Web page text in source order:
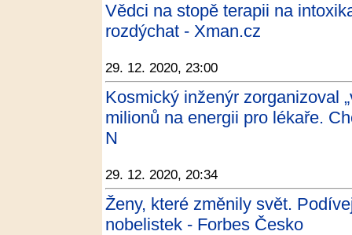
Vědci na stopě terapii na
rozdýchat - Xman.cz
29. 12. 2020, 23:00
Kosmický inženýr zorganizoval
milionů na energii pro lékaře.
N
29. 12. 2020, 20:34
Ženy, které změnily svět.
nobelistek - Forbes Česko